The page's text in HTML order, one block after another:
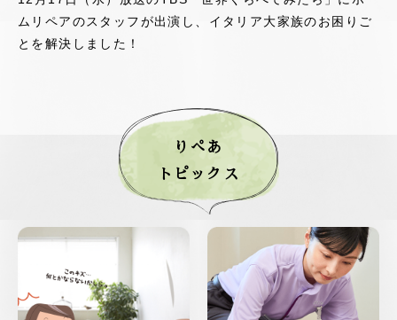
ムリペアのスタッフが出演し、イタリア大家族のお困りご
とを解決しました！
りぺあ
トピックス